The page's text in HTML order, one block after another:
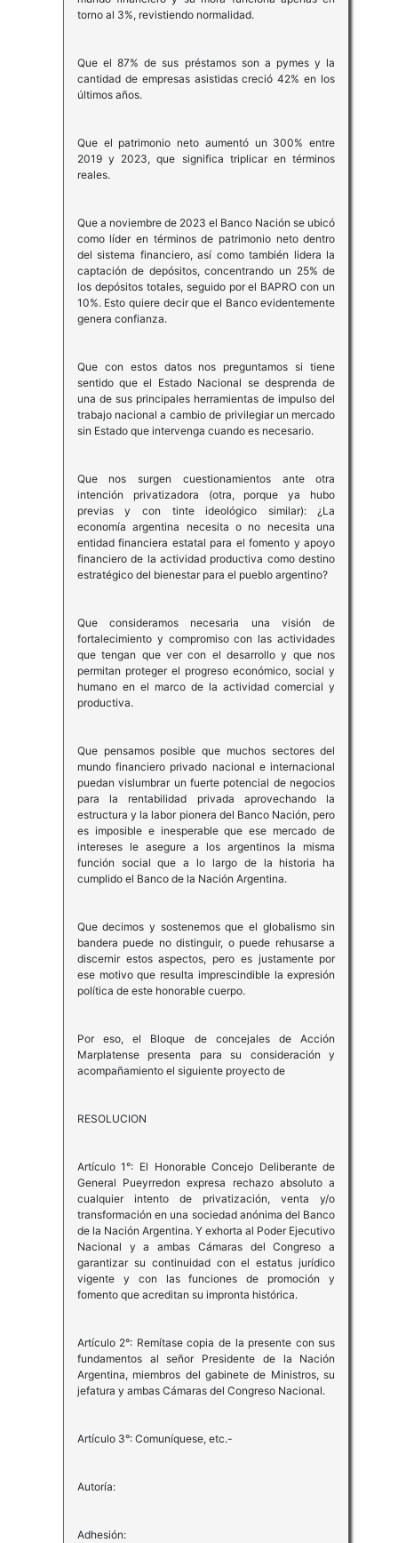
torno al 3%, revistiendo normalidad.
Que el 87% de sus préstamos son a pymes y la
cantidad de empresas asistidas creció 42% en los
últimos años.
Que el patrimonio neto aumentó un 300% entre
2019 y 2023, que significa triplicar en términos
reales.
Que a noviembre de 2023 el Banco Nación se ubicó
como líder en términos de patrimonio neto dentro
del sistema financiero, así como también lidera la
captación de depósitos, concentrando un 25% de
los depósitos totales, seguido por el BAPRO con un
10%. Esto quiere decir que el Banco evidentemente
genera confianza.
Que con estos datos nos preguntamos si tiene
sentido que el Estado Nacional se desprenda de
una de sus principales herramientas de impulso del
trabajo nacional a cambio de privilegiar un mercado
sin Estado que intervenga cuando es necesario.
Que nos surgen cuestionamientos ante otra
intención privatizadora (otra, porque ya hubo
previas y con tinte ideológico similar): ¿La
economía argentina necesita o no necesita una
entidad financiera estatal para el fomento y apoyo
financiero de la actividad productiva como destino
estratégico del bienestar para el pueblo argentino?
Que consideramos necesaria una visión de
fortalecimiento y compromiso con las actividades
que tengan que ver con el desarrollo y que nos
permitan proteger el progreso económico, social y
humano en el marco de la actividad comercial y
productiva.
Que pensamos posible que muchos sectores del
mundo financiero privado nacional e internacional
puedan vislumbrar un fuerte potencial de negocios
para la rentabilidad privada aprovechando la
estructura y la labor pionera del Banco Nación, pero
es imposible e inesperable que ese mercado de
intereses le asegure a los argentinos la misma
función social que a lo largo de la historia ha
cumplido el Banco de la Nación Argentina.
Que decimos y sostenemos que el globalismo sin
bandera puede no distinguir, o puede rehusarse a
discernir estos aspectos, pero es justamente por
ese motivo que resulta imprescindible la expresión
política de este honorable cuerpo.
Por eso, el Bloque de concejales de Acción
Marplatense presenta para su consideración y
acompañamiento el siguiente proyecto de
RESOLUCION
Artículo 1°: El Honorable Concejo Deliberante de
General Pueyrredon expresa rechazo absoluto a
cualquier intento de privatización, venta y/o
transformación en una sociedad anónima del Banco
de la Nación Argentina. Y exhorta al Poder Ejecutivo
Nacional y a ambas Cámaras del Congreso a
garantizar su continuidad con el estatus jurídico
vigente y con las funciones de promoción y
fomento que acreditan su impronta histórica.
Artículo 2°: Remítase copia de la presente con sus
fundamentos al señor Presidente de la Nación
Argentina, miembros del gabinete de Ministros, su
jefatura y ambas Cámaras del Congreso Nacional.
Artículo 3°: Comuníquese, etc.-
Autoría:
Adhesión: